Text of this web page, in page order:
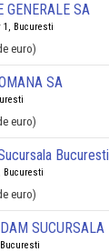
GENERALE SA
1, Bucuresti
euro)
SA
euro)
Bucuresti
Bucuresti
euro)